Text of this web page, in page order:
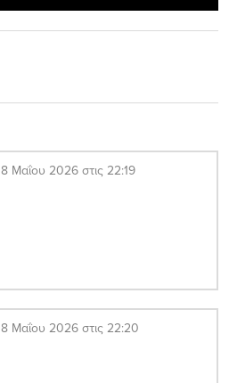
8 Μαΐου 2026 στις 22:19
8 Μαΐου 2026 στις 22:20